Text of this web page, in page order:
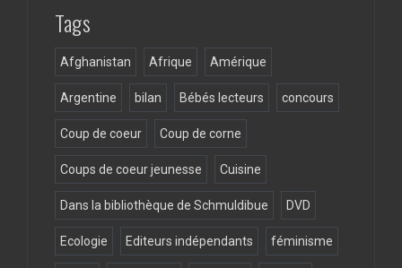
Tags
Afghanistan Afrique Amérique
Argentine bilan Bébés lecteurs concours
Coup de coeur Coup de corne
Coups de coeur jeunesse Cuisine
Dans la bibliothèque de Schmuldibue DVD
Ecologie Editeurs indépendants féminisme